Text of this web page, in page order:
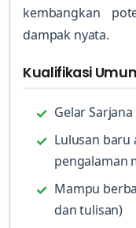
kembangkan
dampak nyata.
Kualifikasi
Gelar
Lulusan baru
pengalaman
Mampu
dan tulisan)